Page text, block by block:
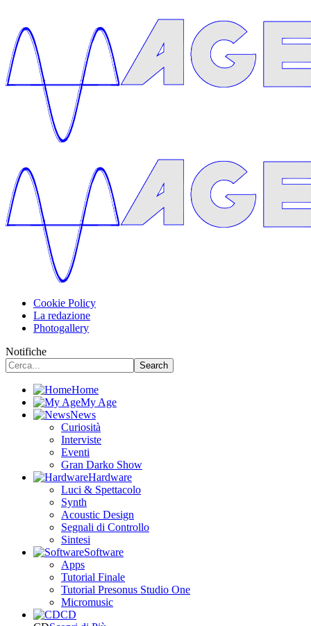
Cookie Policy
La redazione
Photogallery
Notifiche
Home
My Age
News
Curiosità
Interviste
Eventi
Gran Darko Show
Hardware
Luci & Spettacolo
Synth
Acoustic Design
Segnali di Controllo
Sintesi
Software
Apps
Tutorial Finale
Tutorial Presonus Studio One
Micromusic
CD